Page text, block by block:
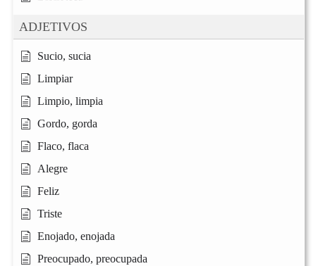
ADJETIVOS
Sucio, sucia
Limpiar
Limpio, limpia
Gordo, gorda
Flaco, flaca
Alegre
Feliz
Triste
Enojado, enojada
Preocupado, preocupada